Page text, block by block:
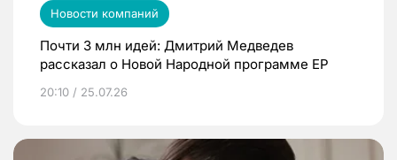
Новости компаний
Почти 3 млн идей: Дмитрий Медведев
рассказал о Новой Народной программе ЕР
20:10 / 25.07.26